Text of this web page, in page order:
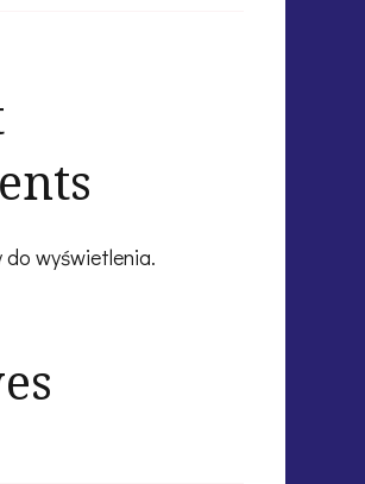
do wyświetlenia.